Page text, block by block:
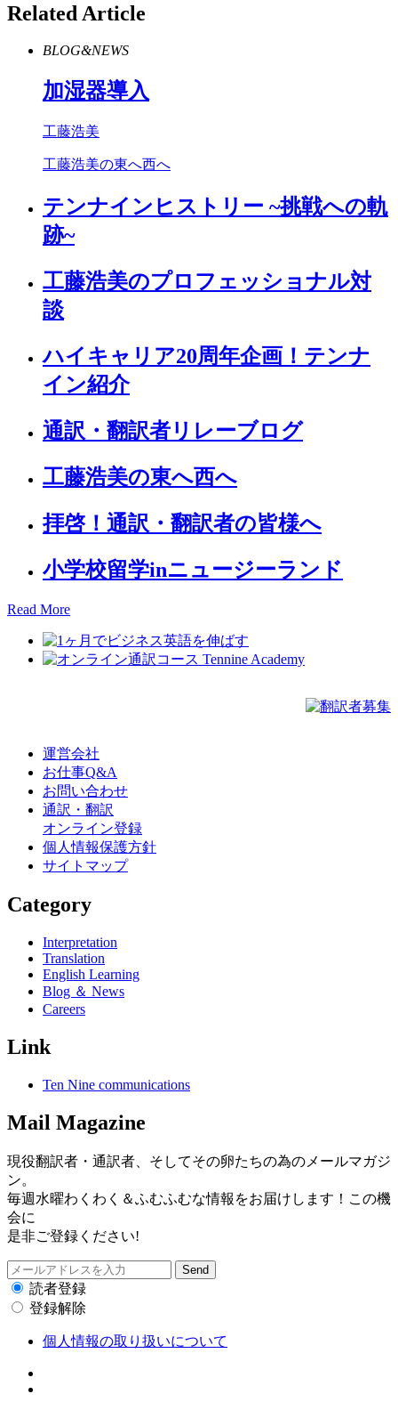
Related Article
BLOG&NEWS
加湿器導入
工藤浩美
工藤浩美の東へ西へ
テンナインヒストリー ~挑戦への軌
跡~
工藤浩美のプロフェッショナル対
談
ハイキャリア20周年企画！テンナ
イン紹介
通訳・翻訳者リレーブログ
工藤浩美の東へ西へ
拝啓！通訳・翻訳者の皆様へ
小学校留学inニュージーランド
Read More
運営会社
お仕事Q&A
お問い合わせ
通訳・翻訳
オンライン登録
個人情報保護方針
サイトマップ
Category
Interpretation
Translation
English Learning
Blog ＆ News
Careers
Link
Ten Nine communications
Mail Magazine
現役翻訳者・通訳者、そしてその卵たちの為のメールマガジ
ン。
毎週水曜わくわく＆ふむふむな情報をお届けします！この機
会に
是非ご登録ください!
読者登録
登録解除
個人情報の取り扱いについて